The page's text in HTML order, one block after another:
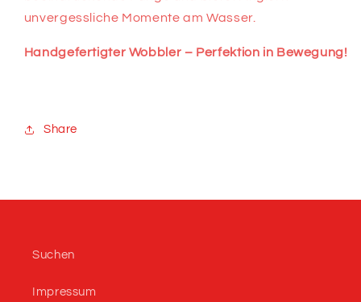
unvergessliche Momente am Wasser.
Handgefertigter Wobbler – Perfektion in Bewegung!
Share
Suchen
Impressum